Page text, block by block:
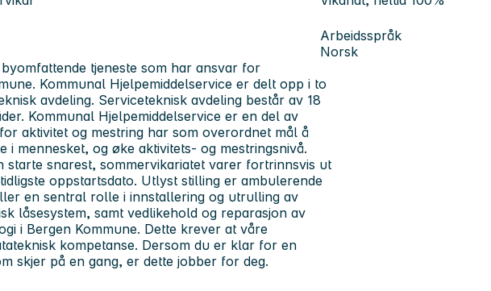
Arbeidsspråk
Norsk
tjeneste som har ansvar for
Kommunal Hjelpemiddelservice er delt opp i to
avdeling. Serviceteknisk avdeling består av 18
Kommunal Hjelpemiddelservice er en del av
aktivitet og mestring har som overordnet mål å
i mennesket, og øke aktivitets- og mestringsnivå.
starte snarest, sommervikariatet varer fortrinnsvis ut
oppstartsdato. Utlyst stilling er ambulerende
en sentral rolle i innstallering og utrulling av
låsesystem, samt vedlikehold og reparasjon av
i Bergen Kommune. Dette krever at våre
kompetanse. Dersom du er klar for en
skjer på en gang, er dette jobber for deg.